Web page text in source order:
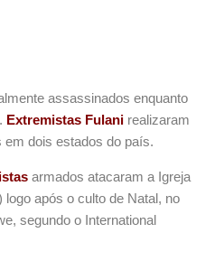
assassinados enquanto
. Extremistas Fulani realizaram
dois estados do país.
armados atacaram a Igreja
logo após o culto de Natal, no
segundo o International